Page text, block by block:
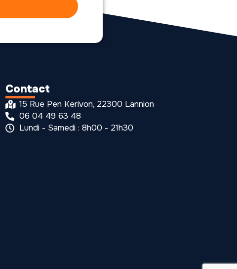
Contact
15 Rue Pen Kerivon, 22300 Lannion
06 04 49 63 48
Lundi - Samedi : 8h00 - 21h30